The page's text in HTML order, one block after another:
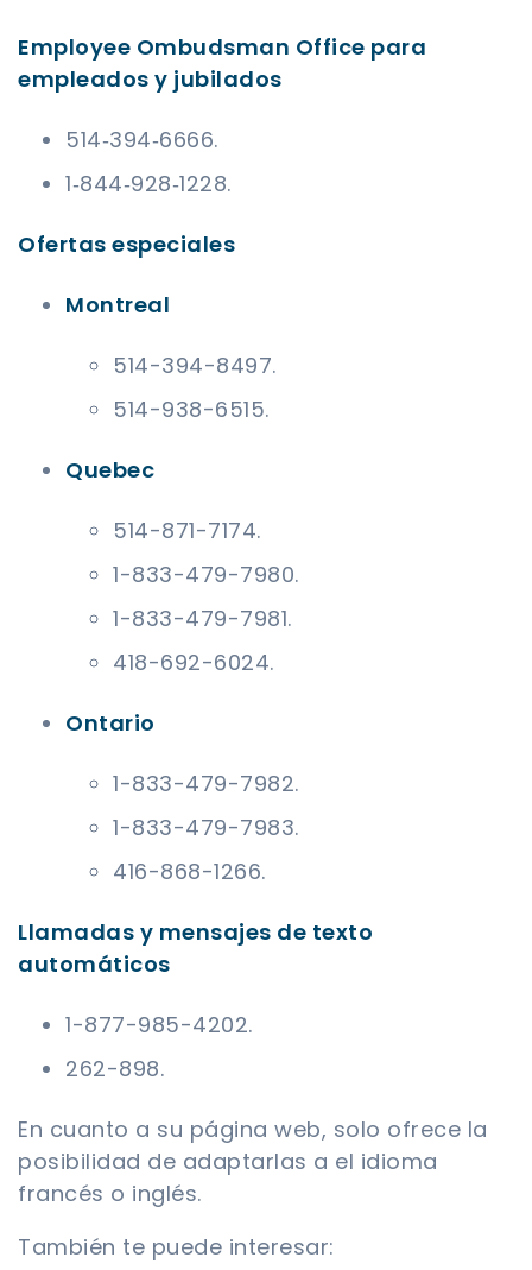
Employee Ombudsman Office para
empleados y jubilados
514‑394‑6666.
1‑844‑928‑1228.
Ofertas especiales
Montreal
514-394-8497.
514-938-6515.
Quebec
514-871-7174.
1-833-479-7980.
1-833-479-7981.
418-692-6024.
Ontario
1-833-479-7982.
1-833-479-7983.
416-868-1266.
Llamadas y mensajes de texto
automáticos
1-877-985-4202.
262-898.
En cuanto a su página web, solo ofrece la
posibilidad de adaptarlas a el idioma
francés o inglés.
También te puede interesar: